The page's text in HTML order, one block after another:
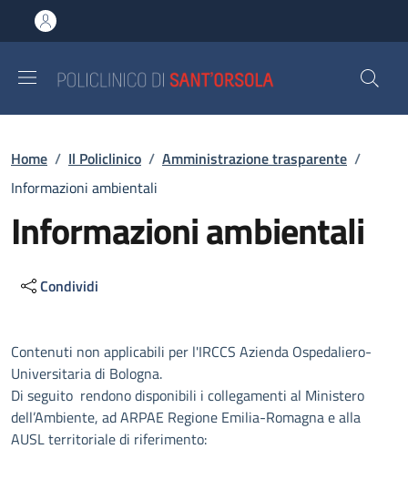
al contenuto principale
to footer content
Briciole di pane
Home / Il Policlinico / Amministrazione trasparente /
Informazioni ambientali
Informazioni ambientali
Condividi
Descrizione
Contenuti non applicabili per l'IRCCS Azienda Ospedaliero-
Universitaria di Bologna.
Di seguito rendono disponibili i collegamenti al Ministero
dell’Ambiente, ad ARPAE Regione Emilia-Romagna e alla
AUSL territoriale di riferimento: